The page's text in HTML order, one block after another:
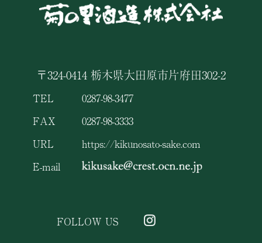
〒324-0414 栃木県大田原市片府田302-2
TEL
0287-98-3477
FAX
0287-98-3333
URL
https://kikunosato-sake.com
E-mail
FOLLOW US